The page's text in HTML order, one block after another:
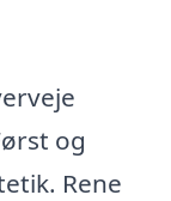
og
Rene